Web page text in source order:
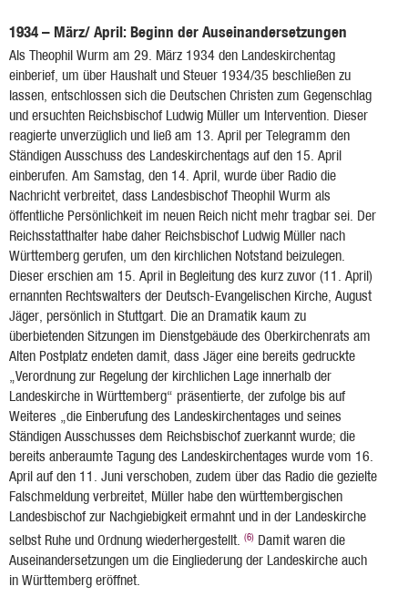
1934 – März/ April: Beginn der Auseinandersetzungen
Als Theophil Wurm am 29. März 1934 den Landeskirchentag
einberief, um über Haushalt und Steuer 1934/35 beschließen zu
lassen, entschlossen sich die Deutschen Christen zum Gegenschlag
und ersuchten Reichsbischof Ludwig Müller um Intervention. Dieser
reagierte unverzüglich und ließ am 13. April per Telegramm den
Ständigen Ausschuss des Landeskirchentags auf den 15. April
einberufen. Am Samstag, den 14. April, wurde über Radio die
Nachricht verbreitet, dass Landesbischof Theophil Wurm als
öffentliche Persönlichkeit im neuen Reich nicht mehr tragbar sei. Der
Reichsstatthalter habe daher Reichsbischof Ludwig Müller nach
Württemberg gerufen, um den kirchlichen Notstand beizulegen.
Dieser erschien am 15. April in Begleitung des kurz zuvor (11. April)
ernannten Rechtswalters der Deutsch-Evangelischen Kirche, August
Jäger, persönlich in Stuttgart. Die an Dramatik kaum zu
überbietenden Sitzungen im Dienstgebäude des Oberkirchenrats am
Alten Postplatz endeten damit, dass Jäger eine bereits gedruckte
„Verordnung zur Regelung der kirchlichen Lage innerhalb der
Landeskirche in Württemberg“ präsentierte, der zufolge bis auf
Weiteres „die Einberufung des Landeskirchentages und seines
Ständigen Ausschusses dem Reichsbischof zuerkannt wurde; die
bereits anberaumte Tagung des Landeskirchentages wurde vom 16.
April auf den 11. Juni verschoben, zudem über das Radio die gezielte
Falschmeldung verbreitet, Müller habe den württembergischen
Landesbischof zur Nachgiebigkeit ermahnt und in der Landeskirche
selbst Ruhe und Ordnung wiederhergestellt. (6) Damit waren die
Auseinandersetzungen um die Eingliederung der Landeskirche auch
in Württemberg eröffnet.